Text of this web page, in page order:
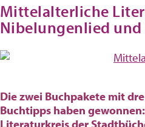
Mittelalterliche
Nibelungenlied
Die zwei Buchpakete mit
Buchtipps haben
Literaturkreis der